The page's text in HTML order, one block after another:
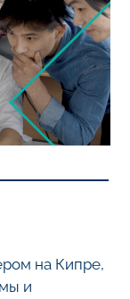
на Кипре,
и